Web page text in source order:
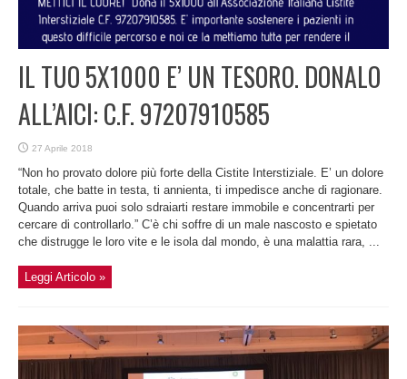
IL TUO 5X1000 E’ UN TESORO. DONALO
ALL’AICI: C.F. 97207910585
27 Aprile 2018
“Non ho provato dolore più forte della Cistite Interstiziale. E’ un dolore
totale, che batte in testa, ti annienta, ti impedisce anche di ragionare.
Quando arriva puoi solo sdraiarti restare immobile e concentrarti per
cercare di controllarlo.” C’è chi soffre di un male nascosto e spietato
che distrugge le loro vite e le isola dal mondo, è una malattia rara, ...
Leggi Articolo »